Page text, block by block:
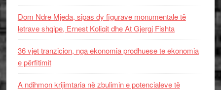
Dom Ndre Mjeda, sipas dy figurave monumentale të
letrave shqipe, Ernest Koliqit dhe At Gjergj Fishta
36 vjet tranzicion, nga ekonomia prodhuese te ekonomia
e përfitimit
A ndihmon krijimtaria në zbulimin e potencialeve të